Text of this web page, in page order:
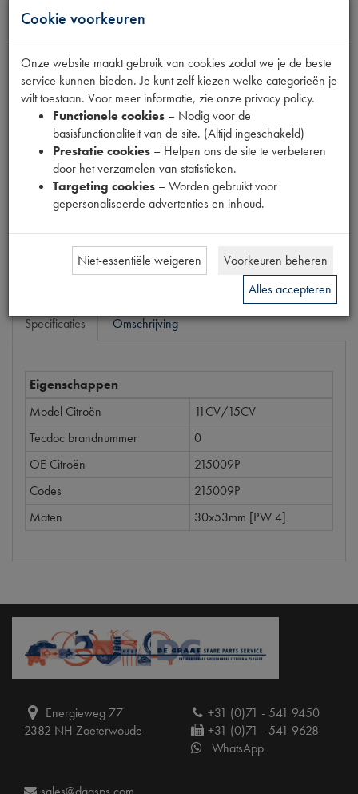
BUITENKLINK BEV.
PLAATJE/MOER
Productnummer
6600061
Prijs
7,48 (€ 6,18 excl. btw)
Dit product kan op dit moment niet besteld worden
Mail ons
Specificaties Omschrijving
Eigenschappen
Model Citroën
11CV/15CV
Tecdoc brandnummer
0
OE Citroën
215009P
Codes
215009P
Maten
30x53mm [PW 4]
Energieweg 77
2382 NH Zoeterwoude
+31 (0)71 - 541 9450
+31 (0)71 - 541 9628
WhatsApp
Cookie voorkeuren
Onze website maakt gebruik van cookies zodat we je de beste
service kunnen bieden. Je kunt zelf kiezen welke categorieën je
wilt toestaan. Voor meer informatie, zie onze privacy policy.
Functionele cookies – Nodig voor de
basisfunctionaliteit van de site. (Altijd ingeschakeld)
Prestatie cookies – Helpen ons de site te verbeteren
door het verzamelen van statistieken.
Targeting cookies – Worden gebruikt voor
gepersonaliseerde advertenties en inhoud.
Niet-essentiële weigeren
Voorkeuren beheren
Alles accepteren